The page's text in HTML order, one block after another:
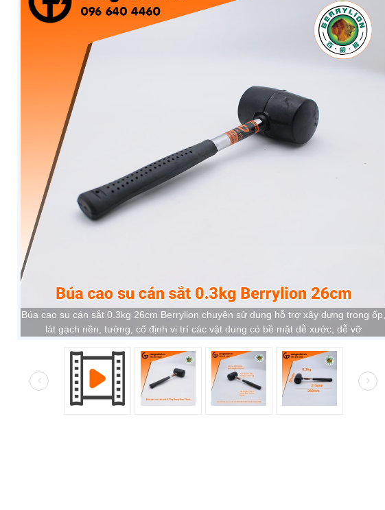
Búa cao su cán sắt 0.3kg 26cm Berrylion chuyên sử dụng hỗ trợ xây dựng trong ốp,
lát gạch nền, tường, cố định vị trí các vật dụng có bề mặt dễ xước, dễ vỡ